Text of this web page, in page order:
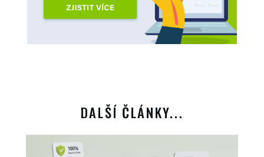
DALŠÍ ČLÁNKY...